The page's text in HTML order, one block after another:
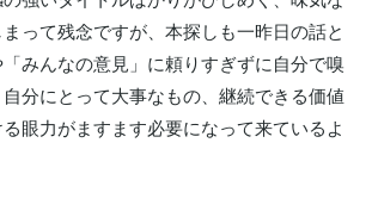
って残念ですが、本探しも一昨日の話と
みんなの意見」に頼りすぎずに自分で嗅
分にとって大事なもの、継続できる価値
眼力がますます必要になって来ているよ